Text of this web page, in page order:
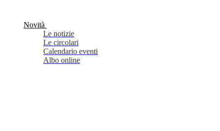
Novità
Le notizie
Le circolari
Calendario eventi
Albo online